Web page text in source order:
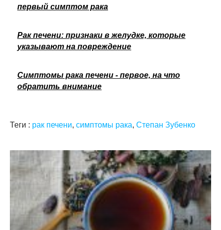
первый симптом рака
Рак печени: признаки в желудке, которые
указывают на повреждение
Симптомы рака печени - первое, на что
обратить внимание
Теги : рак печени, симптомы рака, Степан Зубенко